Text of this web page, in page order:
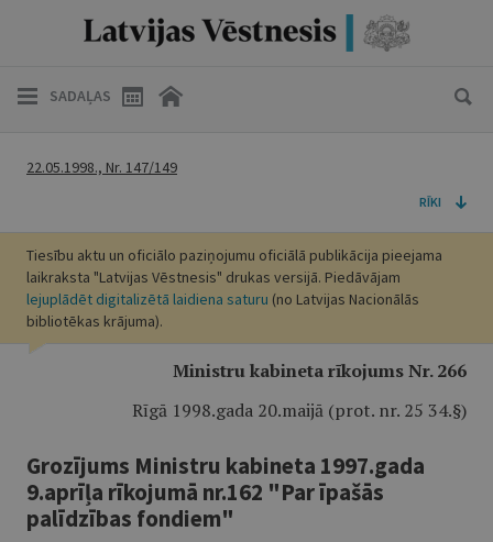
SADAĻAS
22.05.1998., Nr. 147/149
RĪKI
Tiesību aktu un oficiālo paziņojumu oficiālā publikācija pieejama
laikraksta "Latvijas Vēstnesis" drukas versijā. Piedāvājam
lejuplādēt digitalizētā laidiena saturu (no Latvijas Nacionālās
bibliotēkas krājuma).
Ministru kabineta rīkojums Nr. 266
Rīgā 1998.gada 20.maijā (prot. nr. 25 34.§)
Grozījums Ministru kabineta 1997.gada
9.aprīļa rīkojumā nr.162 "Par īpašās
palīdzības fondiem"